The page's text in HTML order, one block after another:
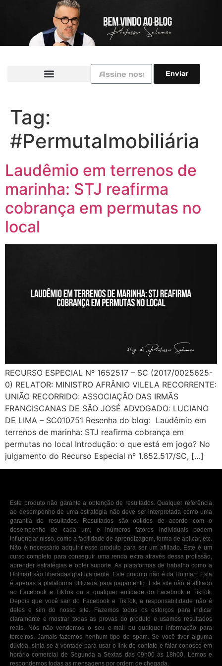
Enviar
Tag:
#PermutaImobiliária
Laudêmio em terrenos de
marinha: STJ reafirma
cobrança em permutas no
local
RECURSO ESPECIAL Nº 1652517 – SC (2017/0025625-
0) RELATOR: MINISTRO AFRÂNIO VILELA RECORRENTE:
UNIÃO RECORRIDO: ASSOCIAÇÃO DAS IRMÃS
FRANCISCANAS DE SÃO JOSÉ ADVOGADO: LUCIANO
DE LIMA – SC010751 Resenha do blog: Laudêmio em
terrenos de marinha: STJ reafirma cobrança em
permutas no local Introdução: o que está em jogo? No
julgamento do Recurso Especial nº 1.652.517/SC, […]
Este produto não garante a obtenção de resultados. Qualquer referência
ao desempenho de uma estratégia não deve ser interpretada como uma
garantia de resultados. Resultados são obtidos de acordo com o
desempenho de cada um, e inúmeros fatores individuais podem
influenciar nisso, como a facilidade de aprendizagem, forma de aplicar, etc.
Não é necessário adquirir esse produto para ser um afiliado. Este é um
curso completo para conseguir uma renda extra através dessa profissão,
aprender estratégias e obter suporte. As plataformas de trabalho como a
Hotmart são liberadas gratuitamente. Este produto não é da Hotmart. Esta
é apenas a plataforma utilizada para pagamento. Este site não é afiliado
ao Facebook e TikTok ou a qualquer entidade do Facebook e TikTok.
Depois que você sair do Facebook e TikTok, a responsabilidade não é
deles e sim do nosso site. Fazemos todos os esforços para indicar
claramente e mostrar todas as provas do produto e usamos resultados
reais. Nós não vendemos o seu e-mail ou qualquer informação para
terceiros. Jamais fazemos nenhum tipo de spam. Se você tiver alguma
dúvida, sinta-se à vontade para usar o link de contato e falar conosco em
horário comercial de Segunda a Sextas das 09h00 ás 18h00. Lemos e
respondemos todas as mensagens por ordem de chegada.